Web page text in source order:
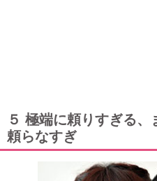
５ 極端に頼りすぎる、
頼らなすぎ